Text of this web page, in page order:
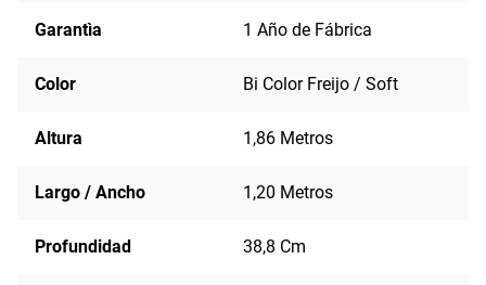
Garantìa 1 Año de Fábrica
Color Bi Color Freijo / Soft
Altura 1,86 Metros
Largo / Ancho 1,20 Metros
Profundidad 38,8 Cm